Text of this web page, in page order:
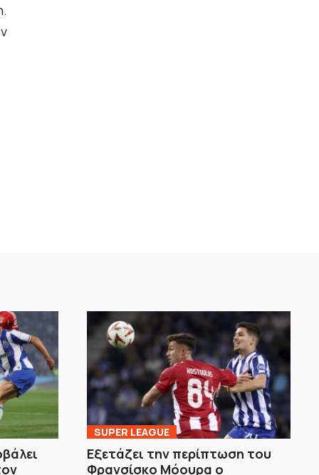
SUPER LEAGUE
Εξετάζει την περίπτωση του
Φρανσίσκο Μόουρα ο